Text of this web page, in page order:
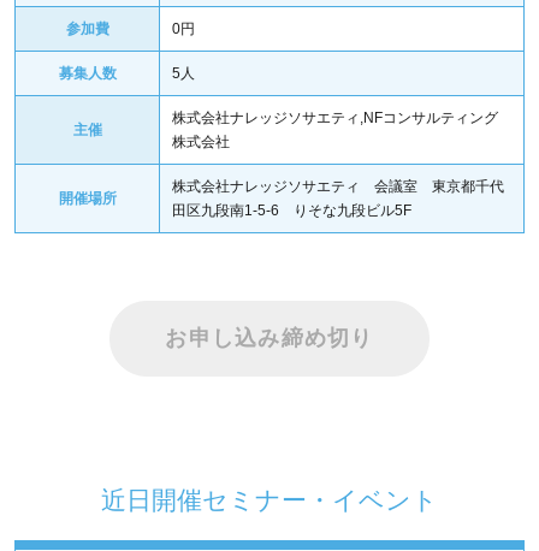
参加費 0円
募集人数 5人
主催
株式会社ナレッジソサエティ,NFコンサルティング
株式会社
開催場所
株式会社ナレッジソサエティ 会議室 東京都千代
田区九段南1-5-6 りそな九段ビル5F
お申し込み締め切り
近日開催セミナー・イベント